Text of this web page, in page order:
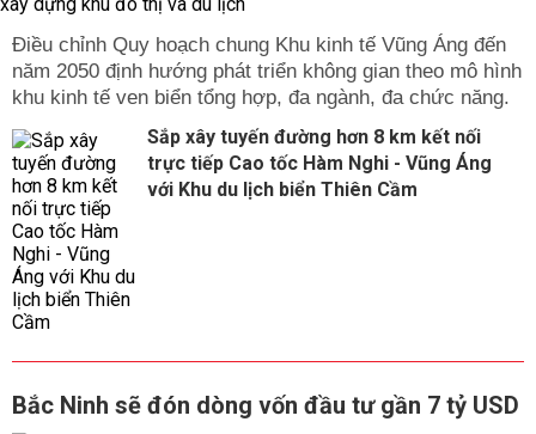
Điều chỉnh Quy hoạch chung Khu kinh tế Vũng Áng đến
năm 2050 định hướng phát triển không gian theo mô hình
khu kinh tế ven biển tổng hợp, đa ngành, đa chức năng.
Sắp xây tuyến đường hơn 8 km kết nối
trực tiếp Cao tốc Hàm Nghi - Vũng Áng
với Khu du lịch biển Thiên Cầm
Bắc Ninh sẽ đón dòng vốn đầu tư gần 7 tỷ USD